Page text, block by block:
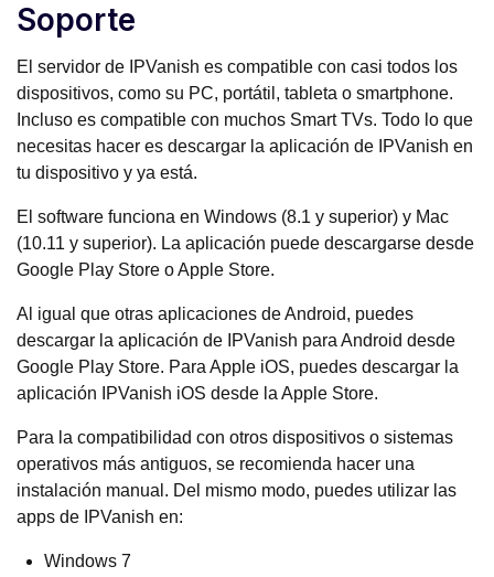
Soporte
El servidor de IPVanish es compatible con casi todos los
dispositivos, como su PC, portátil, tableta o smartphone.
Incluso es compatible con muchos Smart TVs. Todo lo que
necesitas hacer es descargar la aplicación de IPVanish en
tu dispositivo y ya está.
El software funciona en Windows (8.1 y superior) y Mac
(10.11 y superior). La aplicación puede descargarse desde
Google Play Store o Apple Store.
Al igual que otras aplicaciones de Android, puedes
descargar la aplicación de IPVanish para Android desde
Google Play Store. Para Apple iOS, puedes descargar la
aplicación IPVanish iOS desde la Apple Store.
Para la compatibilidad con otros dispositivos o sistemas
operativos más antiguos, se recomienda hacer una
instalación manual. Del mismo modo, puedes utilizar las
apps de IPVanish en:
Windows 7